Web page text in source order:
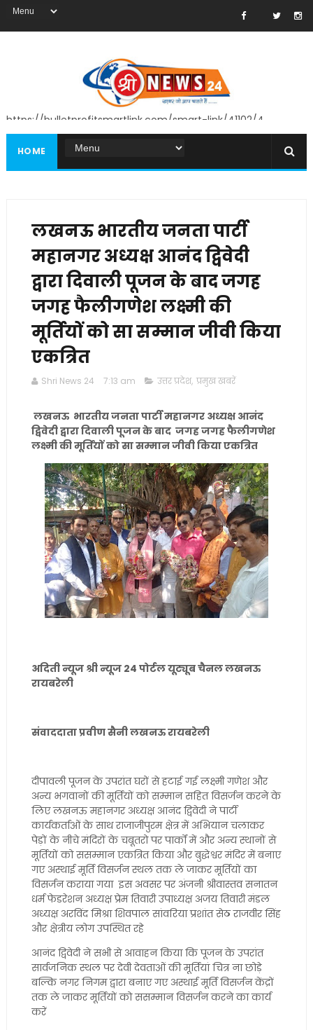
https://bulletprofitsmartlink.com/smart-link/41102/4
HOME
लखनऊ भारतीय जनता पार्टी
महानगर अध्यक्ष आनंद द्विवेदी
द्वारा दिवाली पूजन के बाद जगह
जगह फैलीगणेश लक्ष्मी की
मूर्तियों को सा सम्मान जीवी किया
एकत्रित
Shri News 24 7:13 am उत्तर प्रदेश, प्रमुख खबरें
लखनऊ भारतीय जनता पार्टी महानगर अध्यक्ष आनंद
द्विवेदी द्वारा दिवाली पूजन के बाद जगह जगह फैलीगणेश
लक्ष्मी की मूर्तियों को सा सम्मान जीवी किया एकत्रित
अदिती न्यूज श्री न्यूज 24 पोर्टल यूट्यूब चैनल लखनऊ
रायबरेली
संवाददाता प्रवीण सैनी लखनऊ रायबरेली
दीपावली पूजन के उपरांत घरों से हटाई गई लक्ष्मी गणेश और
अन्य भगवानों की मूर्तियों को सम्मान सहित विसर्जन करने के
लिए लखनऊ महानगर अध्यक्ष आनंद द्विवेदी ने पार्टी
कार्यकर्ताओं के साथ राजाजीपुरम क्षेत्र में अभियान चलाकर
पेड़ों के नीचे मंदिरों के चबूतरो पर पार्कों में और अन्य स्थानों से
मूर्तियों को ससम्मान एकत्रित किया और बुद्धेश्वर मंदिर में बनाए
गए अस्थाई मूर्ति विसर्जन स्थल तक ले जाकर मूर्तियों का
विसर्जन कराया गया इस अवसर पर अंजनी श्रीवास्तव सनातन
धर्म फेडरेशन अध्यक्ष प्रेम तिवारी उपाध्यक्ष अजय तिवारी मंडल
अध्यक्ष अरविंद मिश्रा शिवपाल सांवरिया प्रशांत सेठ राजवीर सिंह
और क्षेत्रीय लोग उपस्थित रहे
आनंद द्विवेदी ने सभी से आवाहन किया कि पूजन के उपरांत
सार्वजनिक स्थल पर देवी देवताओं की मूर्तियां चित्र ना छोड़े
बल्कि नगर निगम द्वारा बनाए गए अस्थाई मूर्ति विसर्जन केंद्रों
तक ले जाकर मूर्तियों को ससम्मान विसर्जन करने का कार्य
करें